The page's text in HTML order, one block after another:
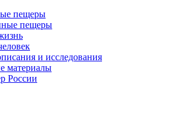
пещеры
пещеры
и исследования
материалы
России